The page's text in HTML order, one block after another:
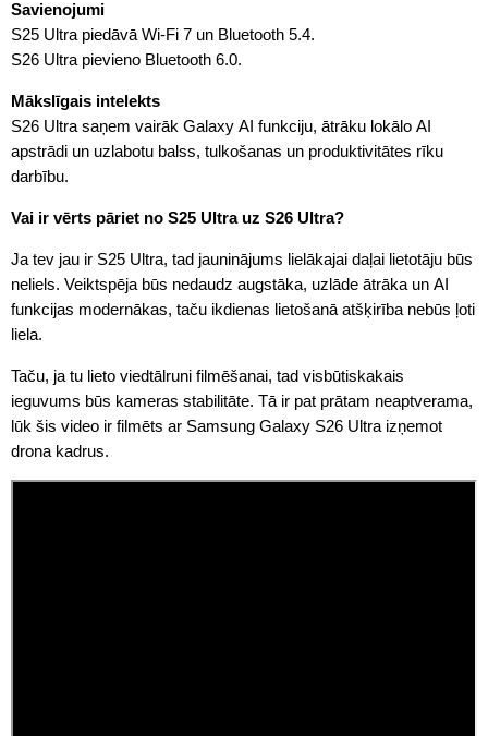
Savienojumi
S25 Ultra piedāvā Wi-Fi 7 un Bluetooth 5.4.
S26 Ultra pievieno Bluetooth 6.0.
Mākslīgais intelekts
S26 Ultra saņem vairāk Galaxy AI funkciju, ātrāku lokālo AI
apstrādi un uzlabotu balss, tulkošanas un produktivitātes rīku
darbību.
Vai ir vērts pāriet no S25 Ultra uz S26 Ultra?
Ja tev jau ir S25 Ultra, tad jauninājums lielākajai daļai lietotāju būs
neliels. Veiktspēja būs nedaudz augstāka, uzlāde ātrāka un AI
funkcijas modernākas, taču ikdienas lietošanā atšķirība nebūs ļoti
liela.
Taču, ja tu lieto viedtālruni filmēšanai, tad visbūtiskakais
ieguvums būs kameras stabilitāte. Tā ir pat prātam neaptverama,
lūk šis video ir filmēts ar Samsung Galaxy S26 Ultra izņemot
drona kadrus.